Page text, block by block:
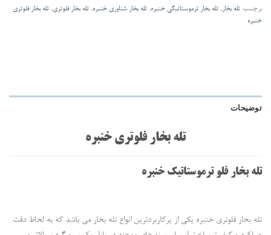
برچسب: تله بخار , تله بخار ترموستاتیکی خنبره, تله بخار شناوری خنبره, تله بخار فلوتری, تله بخار فلوتری
خنبره
توضیحات
تله بخار فلوتری خنبره
تله بخار فلو ترموستاتیک خنبره
تله بخار فلوتری خنبره یکی از پرکاربردترین انواع تله بخار می باشد که به لحاظ دقت